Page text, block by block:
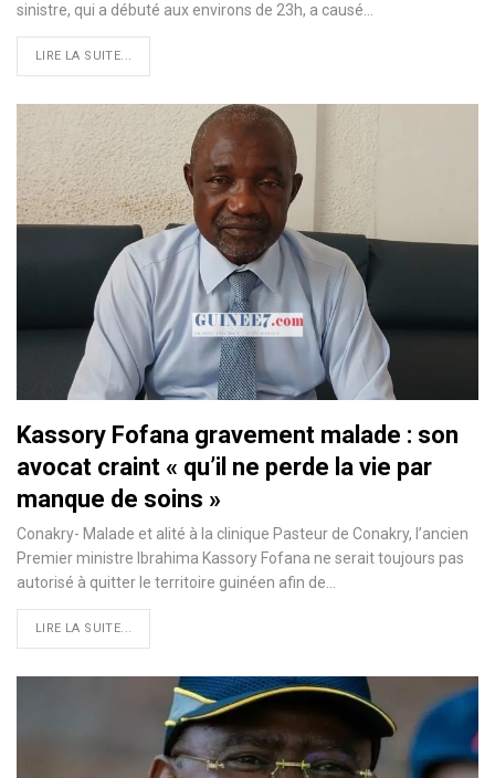
sinistre, qui a débuté aux environs de 23h, a causé…
LIRE LA SUITE...
Kassory Fofana gravement malade : son
avocat craint « qu’il ne perde la vie par
manque de soins »
Conakry- Malade et alité à la clinique Pasteur de Conakry, l’ancien
Premier ministre Ibrahima Kassory Fofana ne serait toujours pas
autorisé à quitter le territoire guinéen afin de…
LIRE LA SUITE...